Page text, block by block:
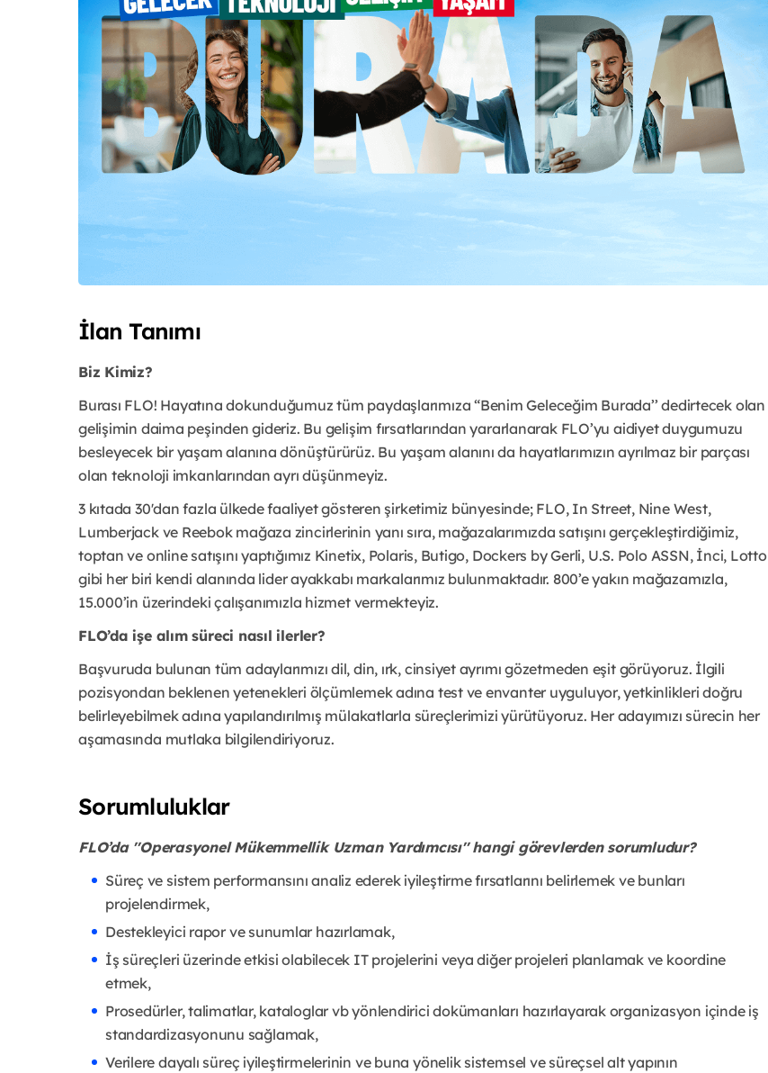
İlan Tanımı
Biz Kimiz?
Burası FLO! Hayatına dokunduğumuz tüm paydaşlarımıza “Benim Geleceğim Burada’’ dedirtecek olan
gelişimin daima peşinden gideriz. Bu gelişim fırsatlarından yararlanarak FLO’yu aidiyet duygumuzu
besleyecek bir yaşam alanına dönüştürürüz. Bu yaşam alanını da hayatlarımızın ayrılmaz bir parçası
olan teknoloji imkanlarından ayrı düşünmeyiz.
3 kıtada 30'dan fazla ülkede faaliyet gösteren şirketimiz bünyesinde; FLO, In Street, Nine West,
Lumberjack ve Reebok mağaza zincirlerinin yanı sıra, mağazalarımızda satışını gerçekleştirdiğimiz,
toptan ve online satışını yaptığımız Kinetix, Polaris, Butigo, Dockers by Gerli, U.S. Polo ASSN, İnci, Lotto
gibi her biri kendi alanında lider ayakkabı markalarımız bulunmaktadır. 800’e yakın mağazamızla,
15.000’in üzerindeki çalışanımızla hizmet vermekteyiz.
FLO’da işe alım süreci nasıl ilerler?
Başvuruda bulunan tüm adaylarımızı dil, din, ırk, cinsiyet ayrımı gözetmeden eşit görüyoruz. İlgili
pozisyondan beklenen yetenekleri ölçümlemek adına test ve envanter uyguluyor, yetkinlikleri doğru
belirleyebilmek adına yapılandırılmış mülakatlarla süreçlerimizi yürütüyoruz. Her adayımızı sürecin her
aşamasında mutlaka bilgilendiriyoruz.
Sorumluluklar
FLO’da ''Operasyonel Mükemmellik Uzman Yardımcısı'' hangi görevlerden sorumludur?
Süreç ve sistem performansını analiz ederek iyileştirme fırsatlarını belirlemek ve bunları
projelendirmek,
Destekleyici rapor ve sunumlar hazırlamak,
İş süreçleri üzerinde etkisi olabilecek IT projelerini veya diğer projeleri planlamak ve koordine
etmek,
Prosedürler, talimatlar, kataloglar vb yönlendirici dokümanları hazırlayarak organizasyon içinde iş
standardizasyonunu sağlamak,
Verilere dayalı süreç iyileştirmelerinin ve buna yönelik sistemsel ve süreçsel alt yapının